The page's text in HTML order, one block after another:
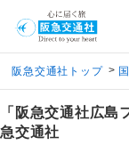
阪急交通社トップ >
「阪急交通社広
急交通社